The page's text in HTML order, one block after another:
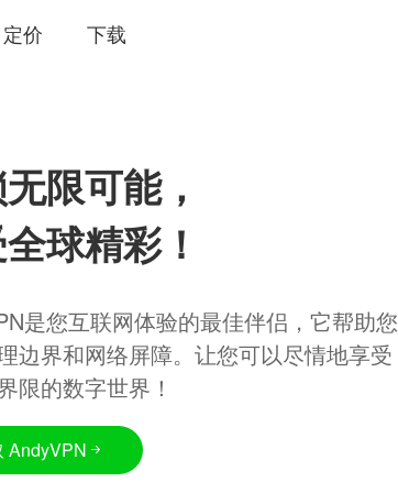
定价 下载
限可能，
球精彩！
是您互联网体验的最佳伴侣，它帮助您
边界和网络屏障。让您可以尽情地享受
限的数字世界！
AndyVPN